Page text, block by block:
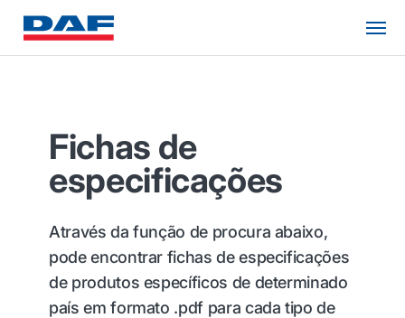
Fichas de
especificações
Através da função de procura abaixo,
pode encontrar fichas de especificações
de produtos específicos de determinado
país em formato .pdf para cada tipo de